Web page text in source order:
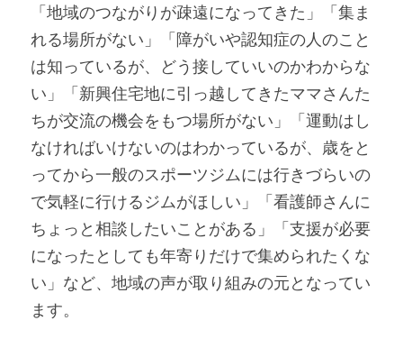
「地域のつながりが疎遠になってきた」「集ま
れる場所がない」「障がいや認知症の人のこと
は知っているが、どう接していいのかわからな
い」「新興住宅地に引っ越してきたママさんた
ちが交流の機会をもつ場所がない」「運動はし
なければいけないのはわかっているが、歳をと
ってから一般のスポーツジムには行きづらいの
で気軽に行けるジムがほしい」「看護師さんに
ちょっと相談したいことがある」「支援が必要
になったとしても年寄りだけで集められたくな
い」など、地域の声が取り組みの元となってい
ます。